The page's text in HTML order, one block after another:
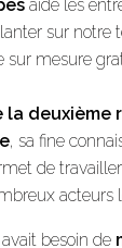
aide les
sur notre
sur mesure
deuxième
, sa fine
de
acteurs
besoin de